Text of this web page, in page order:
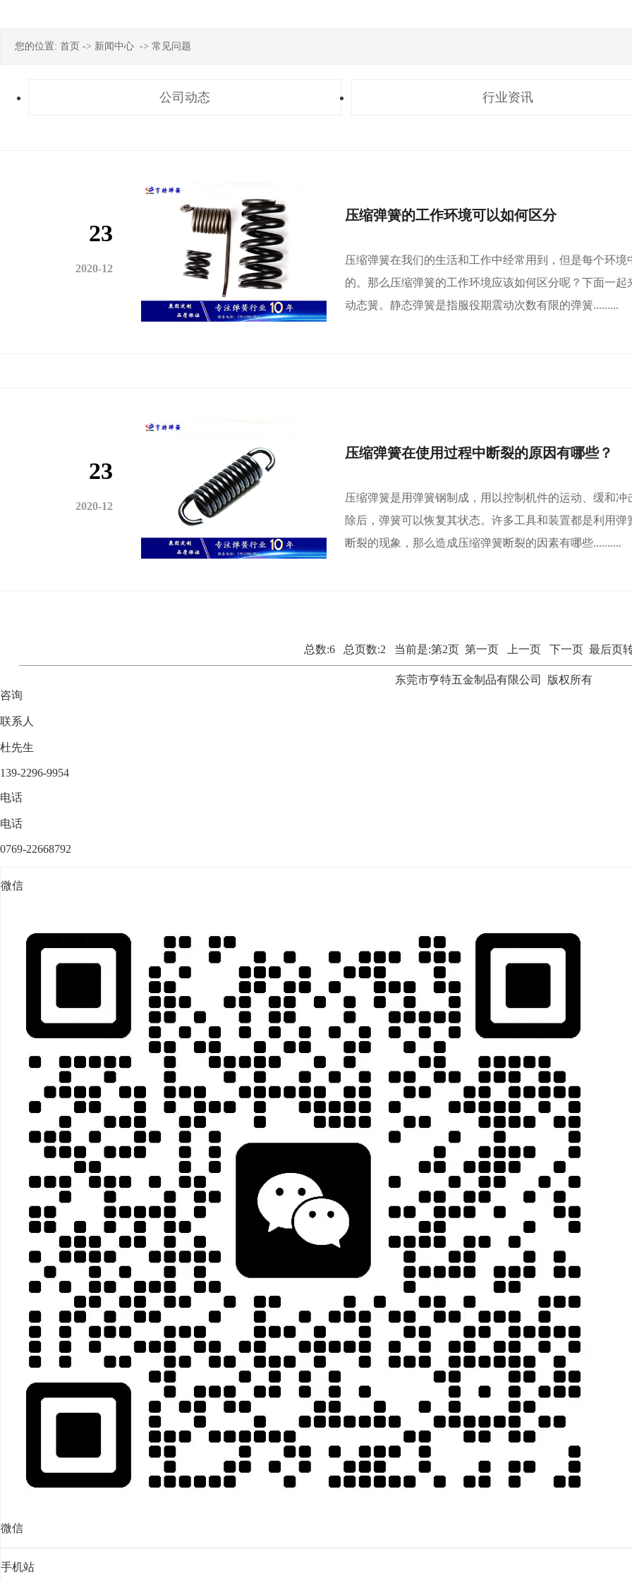
您的位置: 首页 -> 新闻中心 -> 常见问题
公司动态 行业资讯
23
2020-12
压缩弹簧的工作环境可以如何区分
压缩弹簧在我们的生活和工作中经常用到，但是每个环
的。那么压缩弹簧的工作环境应该如何区分呢？下面一
动态簧。静态弹簧是指服役期震动次数有限的弹簧.........
23
2020-12
压缩弹簧在使用过程中断裂的原因有哪些？
压缩弹簧是用弹簧钢制成，用以控制机件的运动、缓和
除后，弹簧可以恢复其状态。许多工具和装置都是利用
断裂的现象，那么造成压缩弹簧断裂的因素有哪些..........
总数:6 总页数:2 当前是:第2页 第一页 上一页下一页 最后页
东莞市亨特五金制品有限公司 版权所有
咨询
联系人
杜先生
139-2296-9954
电话
电话
0769-22668792
微信
微信
手机站